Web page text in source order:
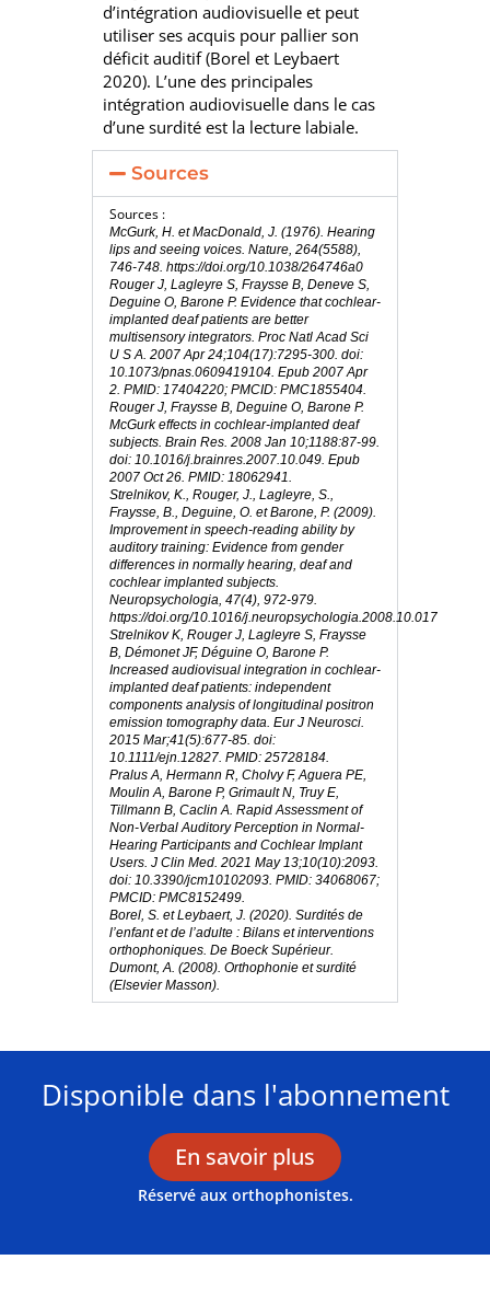
d’intégration audiovisuelle et peut
utiliser ses acquis pour pallier son
déficit auditif (Borel et Leybaert
2020). L’une des principales
intégration audiovisuelle dans le cas
d’une surdité est la lecture labiale.
Sources
Sources :
McGurk, H. et MacDonald, J. (1976). Hearing
lips and seeing voices. Nature, 264(5588),
746-748. https://doi.org/10.1038/264746a0
Rouger J, Lagleyre S, Fraysse B, Deneve S,
Deguine O, Barone P. Evidence that cochlear-
implanted deaf patients are better
multisensory integrators. Proc Natl Acad Sci
U S A. 2007 Apr 24;104(17):7295-300. doi:
10.1073/pnas.0609419104. Epub 2007 Apr
2. PMID: 17404220; PMCID: PMC1855404.
Rouger J, Fraysse B, Deguine O, Barone P.
McGurk effects in cochlear-implanted deaf
subjects. Brain Res. 2008 Jan 10;1188:87-99.
doi: 10.1016/j.brainres.2007.10.049. Epub
2007 Oct 26. PMID: 18062941.
Strelnikov, K., Rouger, J., Lagleyre, S.,
Improvement in speech-reading ability by
auditory training: Evidence from gender
differences in normally hearing, deaf and
cochlear implanted subjects.
Neuropsychologia, 47(4), 972-979.
https://doi.org/10.1016/j.neuropsychologia.2008.10.017
Strelnikov K, Rouger J, Lagleyre S, Fraysse
B, Démonet JF, Déguine O, Barone P.
Increased audiovisual integration in cochlear-
implanted deaf patients: independent
components analysis of longitudinal positron
emission tomography data. Eur J Neurosci.
2015 Mar;41(5):677-85. doi:
10.1111/ejn.12827. PMID: 25728184.
Pralus A, Hermann R, Cholvy F, Aguera PE,
Moulin A, Barone P, Grimault N, Truy E,
Tillmann B, Caclin A. Rapid Assessment of
Non-Verbal Auditory Perception in Normal-
Hearing Participants and Cochlear Implant
Users. J Clin Med. 2021 May 13;10(10):2093.
doi: 10.3390/jcm10102093. PMID: 34068067;
PMCID: PMC8152499.
Borel, S. et Leybaert, J. (2020). Surdités de
l’enfant et de l’adulte : Bilans et interventions
orthophoniques. De Boeck Supérieur.
Dumont, A. (2008). Orthophonie et surdité
(Elsevier Masson).
Disponible dans l'abonnement
En savoir plus
Réservé aux orthophonistes.